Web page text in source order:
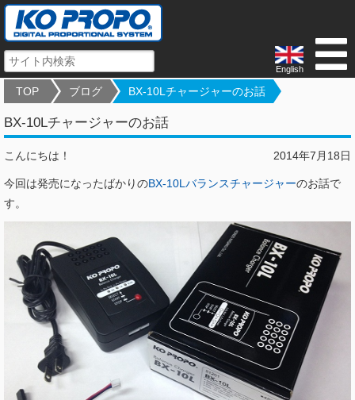
English
TOP ブログ BX-10Lチャージャーのお話
BX-10Lチャージャーのお話
2014年7月18日
こんにちは！
今回は発売になったばかりのBX-10Lバランスチャージャーのお話で
す。